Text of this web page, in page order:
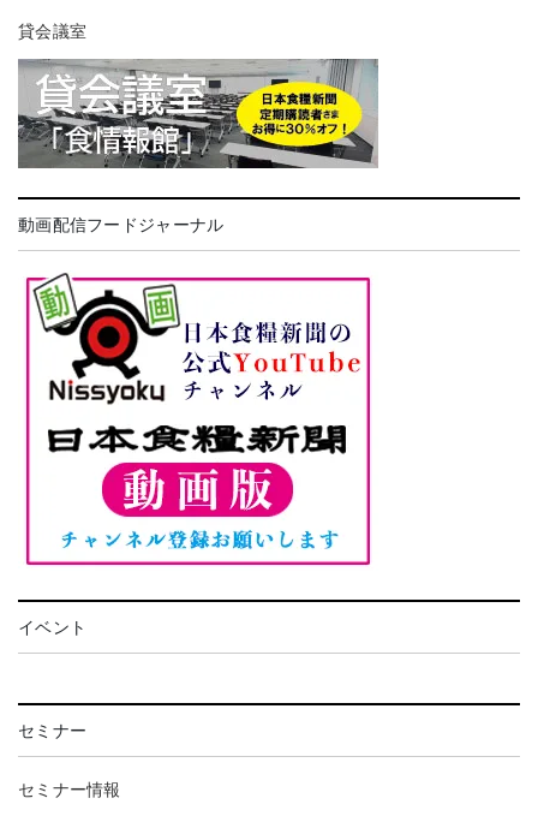
貸会議室
動画配信フードジャーナル
イベント
セミナー
セミナー情報